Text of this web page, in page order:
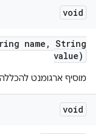
void
name , String
value)
מוסיף ארגומנט
void